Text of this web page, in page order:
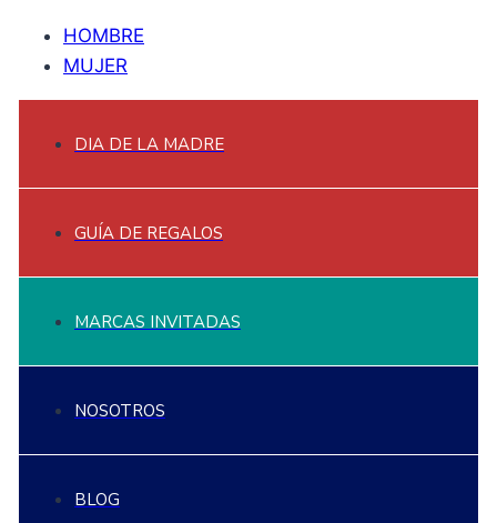
HOMBRE
MUJER
DIA DE LA MADRE
GUÍA DE REGALOS
MARCAS INVITADAS
NOSOTROS
BLOG